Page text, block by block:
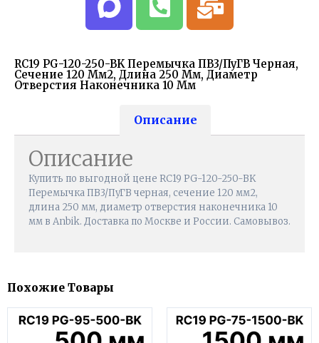
RC19 PG-120-250-BK Перемычка ПВ3/ПуГВ Черная,
Сечение 120 Мм2, Длина 250 Мм, Диаметр
Отверстия Наконечника 10 Мм
Описание
Описание
Купить по выгодной цене RC19 PG-120-250-BK
Перемычка ПВ3/ПуГВ черная, сечение 120 мм2,
длина 250 мм, диаметр отверстия наконечника 10
мм в Anbik. Доставка по Москве и России. Самовывоз.
Похожие Товары